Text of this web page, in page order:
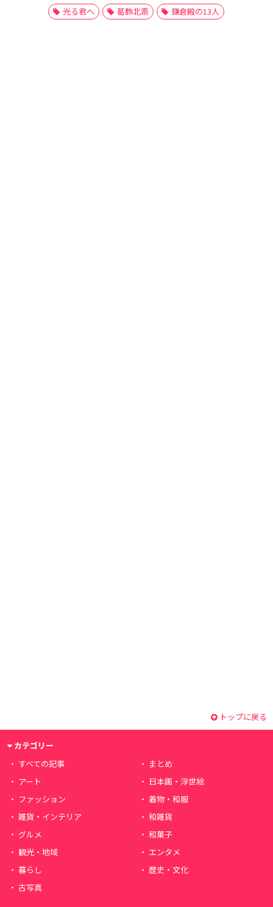
光る君へ
葛飾北斎 鎌倉殿の13人
トップに戻る
カテゴリー
すべての記事
まとめ
アート
日本画・浮世絵
ファッション
着物・和服
雑貨・インテリア
和雑貨
グルメ
和菓子
観光・地域
エンタメ
暮らし
歴史・文化
古写真